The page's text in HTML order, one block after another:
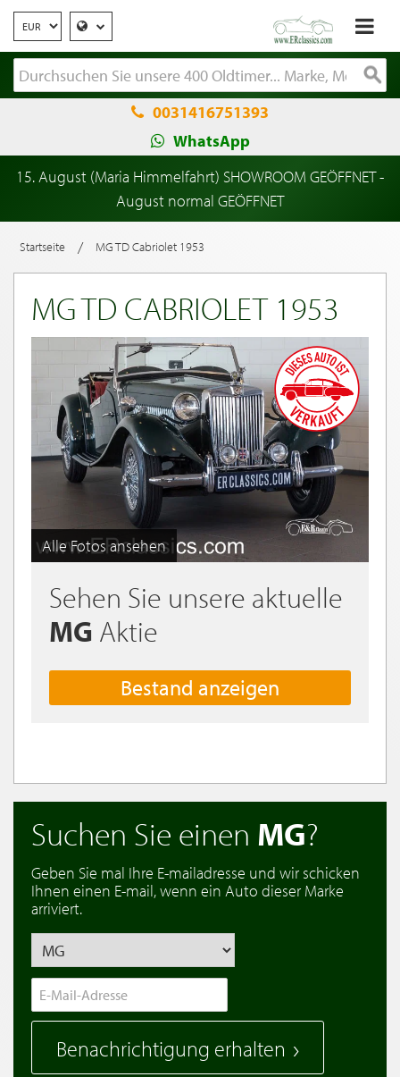
0031416751393
WhatsApp
15. August (Maria Himmelfahrt) SHOWROOM GEÖFFNET -
August normal GEÖFFNET
Startseite / MG TD Cabriolet 1953
MG TD CABRIOLET 1953
Alle Fotos ansehen
Sehen Sie unsere aktuelle
MG Aktie
Bestand anzeigen
Suchen Sie einen MG?
Geben Sie mal Ihre E-mailadresse und wir schicken
Ihnen einen E-mail, wenn ein Auto dieser Marke
arriviert.
Benachrichtigung erhalten